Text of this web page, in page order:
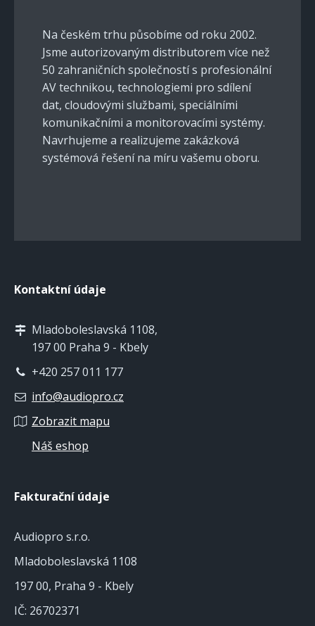
Na českém trhu působíme od roku 2002.
Jsme autorizovaným distributorem více než
50 zahraničních společností s profesionální
AV technikou, technologiemi pro sdílení
dat, cloudovými službami, speciálními
komunikačními a monitorovacími systémy.
Navrhujeme a realizujeme zakázková
systémová řešení na míru vašemu oboru.
Kontaktní údaje
Mladoboleslavská 1108,
197 00 Praha 9 - Kbely
+420 257 011 177
info@audiopro.cz
Zobrazit mapu
Náš eshop
Fakturační údaje
Audiopro s.r.o.
Mladoboleslavská 1108
197 00, Praha 9 - Kbely
IČ: 26702371